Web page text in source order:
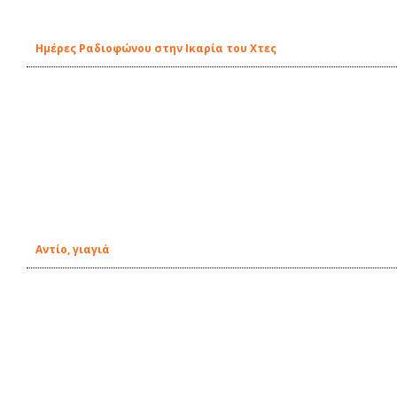
Ημέρες Ραδιοφώνου στην Ικαρία του Χτες
Αντίο, γιαγιά